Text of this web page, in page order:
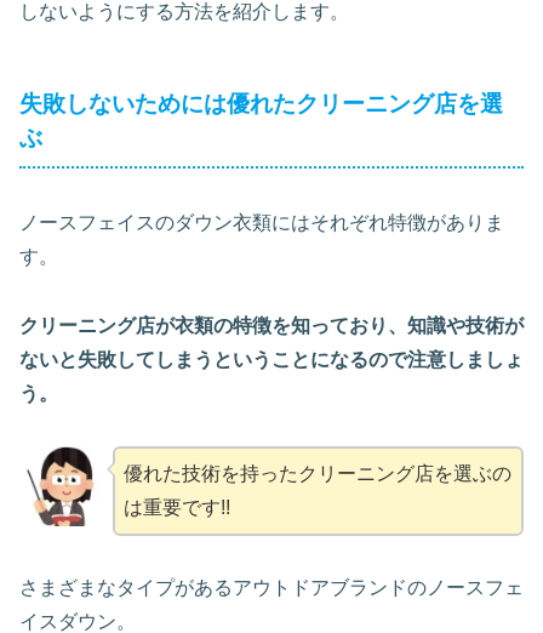
しないようにする方法を紹介します。
失敗しないためには優れたクリーニング店を選
ぶ
ノースフェイスのダウン衣類にはそれぞれ特徴がありま
す。
クリーニング店が衣類の特徴を知っており、知識や技術が
ないと失敗してしまうということになるので注意しましょ
う。
優れた技術を持ったクリーニング店を選ぶの
は重要です!!
さまざまなタイプがあるアウトドアブランドのノースフェ
イスダウン。